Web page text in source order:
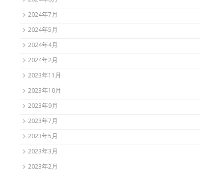
2024年7月
2024年5月
2024年4月
2024年2月
2023年11月
2023年10月
2023年9月
2023年7月
2023年5月
2023年3月
2023年2月